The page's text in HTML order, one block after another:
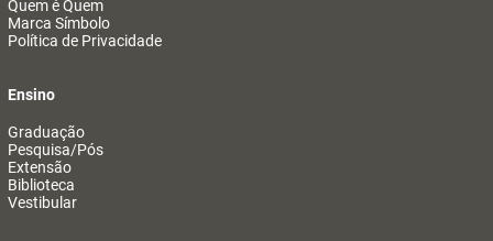
Quem é Quem
Marca Símbolo
Política de Privacidade
Ensino
Graduação
Pesquisa/Pós
Extensão
Biblioteca
Vestibular